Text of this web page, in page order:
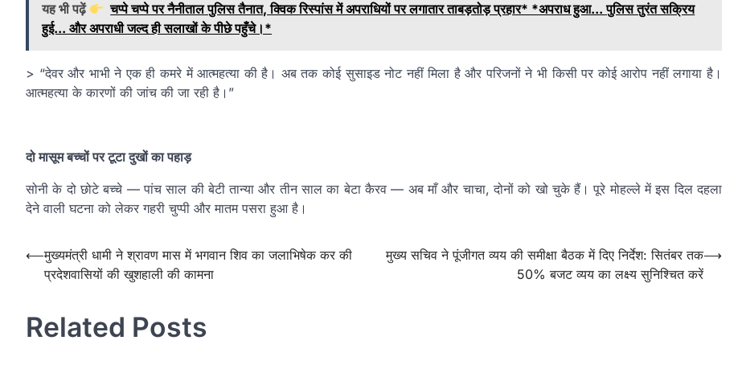
यह भी पढ़ें
चप्पे चप्पे पर नैनीताल पुलिस तैनात, क्विक रिस्पांस में अपराधियों पर लगातार ताबड़तोड़ प्रहार* *अपराध हुआ... पुलिस तुरंत सक्रिय
हुई... और अपराधी जल्द ही सलाखों के पीछे पहुँचे।*
> “देवर और भाभी ने एक ही कमरे में आत्महत्या की है। अब तक कोई सुसाइड नोट नहीं मिला है और परिजनों ने भी किसी पर कोई आरोप नहीं लगाया है।
आत्महत्या के कारणों की जांच की जा रही है।”
दो मासूम बच्चों पर टूटा दुखों का पहाड़
सोनी के दो छोटे बच्चे — पांच साल की बेटी तान्या और तीन साल का बेटा कैरव — अब माँ और चाचा, दोनों को खो चुके हैं। पूरे मोहल्ले में इस दिल दहला
देने वाली घटना को लेकर गहरी चुप्पी और मातम पसरा हुआ है।
Post
navigation
⟵मुख्यमंत्री धामी ने श्रावण मास में भगवान शिव का जलाभिषेक कर की
प्रदेशवासियों की खुशहाली की कामना
मुख्य सचिव ने पूंजीगत व्यय की समीक्षा बैठक में दिए निर्देश: सितंबर तक
50% बजट व्यय का लक्ष्य सुनिश्चित करें
⟶
Related Posts